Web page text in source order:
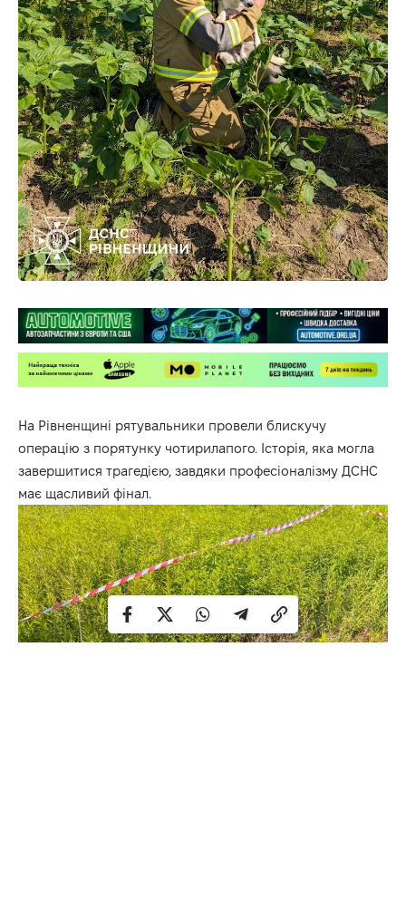
На Рівненщині рятувальники провели блискучу
операцію з порятунку чотирилапого. Історія, яка могла
завершитися трагедією, завдяки професіоналізму ДСНС
має щасливий фінал.